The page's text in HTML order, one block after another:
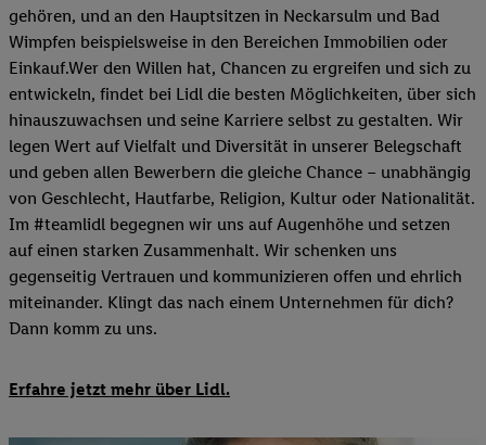
gehören, und an den Hauptsitzen in Neckarsulm und Bad
Wimpfen beispielsweise in den Bereichen Immobilien oder
Einkauf.Wer den Willen hat, Chancen zu ergreifen und sich zu
entwickeln, findet bei Lidl die besten Möglichkeiten, über sich
hinauszuwachsen und seine Karriere selbst zu gestalten. Wir
legen Wert auf Vielfalt und Diversität in unserer Belegschaft
und geben allen Bewerbern die gleiche Chance – unabhängig
von Geschlecht, Hautfarbe, Religion, Kultur oder Nationalität.
Im #teamlidl begegnen wir uns auf Augenhöhe und setzen
auf einen starken Zusammenhalt. Wir schenken uns
gegenseitig Vertrauen und kommunizieren offen und ehrlich
miteinander. Klingt das nach einem Unternehmen für dich?
Dann komm zu uns.​
Erfahre jetzt mehr über Lidl.